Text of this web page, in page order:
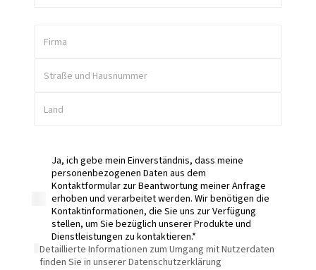
Firma
Straße und Hausnummer
Land
Ja, ich gebe mein Einverständnis, dass meine
personenbezogenen Daten aus dem
Kontaktformular zur Beantwortung meiner Anfrage
erhoben und verarbeitet werden. Wir benötigen die
Kontaktinformationen, die Sie uns zur Verfügung
stellen, um Sie bezüglich unserer Produkte und
Dienstleistungen zu kontaktieren.*
Detaillierte Informationen zum Umgang mit Nutzerdaten
finden Sie in unserer Datenschutzerklärung